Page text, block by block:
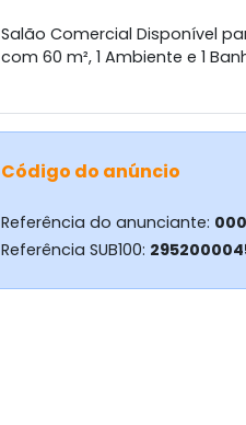
Salão Comercial Disponível
com 60 m², 1 Ambiente e 1
Código do anúncio
Referência do anunciante:
Referência SUB100: